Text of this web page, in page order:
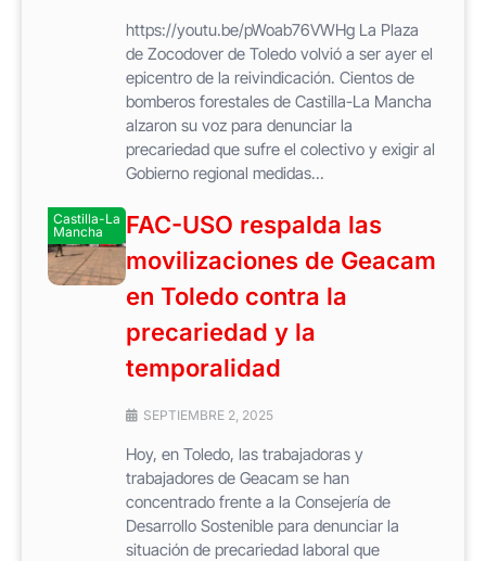
https://youtu.be/pWoab76VWHg La Plaza
de Zocodover de Toledo volvió a ser ayer el
epicentro de la reivindicación. Cientos de
bomberos forestales de Castilla-La Mancha
alzaron su voz para denunciar la
precariedad que sufre el colectivo y exigir al
Gobierno regional medidas...
Castilla-La
Mancha
FAC-USO respalda las
movilizaciones de Geacam
en Toledo contra la
precariedad y la
temporalidad
SEPTIEMBRE 2, 2025
Hoy, en Toledo, las trabajadoras y
trabajadores de Geacam se han
concentrado frente a la Consejería de
Desarrollo Sostenible para denunciar la
situación de precariedad laboral que